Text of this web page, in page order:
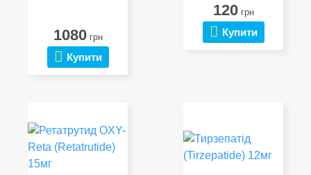
1080грн
Купити
120грн
Купити